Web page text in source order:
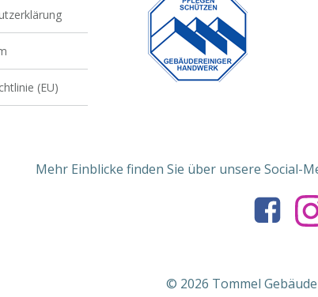
(EU)
Mehr Einblicke finden Sie über unsere Social-
© 2026 Tommel